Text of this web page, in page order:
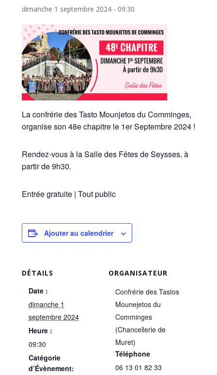
dimanche 1 septembre 2024 - 09:30
La confrérie des Tasto Mounjetos du Comminges,
organise son 48e chapitre le 1er Septembre 2024 !
Rendez-vous à la Salle des Fêtes de Seysses, à
partir de 9h30.
Entrée gratuite | Tout public
Ajouter au calendrier
DÉTAILS
Date :
dimanche 1
septembre 2024
Heure :
09:30
Catégorie
d’Évènement:
ORGANISATEUR
Confrérie des Tastos
Mounejetos du
Comminges
(Chancellerie de
Muret)
Téléphone
06 13 01 82 33